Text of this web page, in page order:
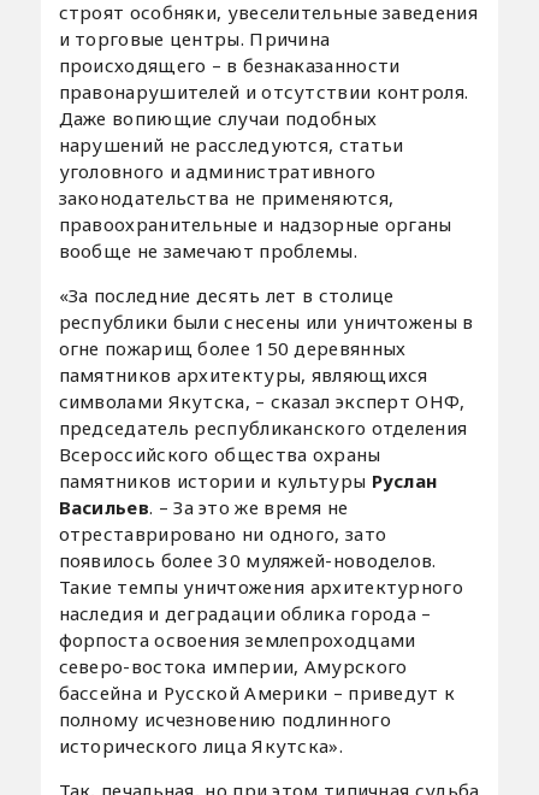
строят особняки, увеселительные заведения
и торговые центры. Причина
происходящего – в безнаказанности
правонарушителей и отсутствии контроля.
Даже вопиющие случаи подобных
нарушений не расследуются, статьи
уголовного и административного
законодательства не применяются,
правоохранительные и надзорные органы
вообще не замечают проблемы.
«За последние десять лет в столице
республики были снесены или уничтожены в
огне пожарищ более 150 деревянных
памятников архитектуры, являющихся
символами Якутска, – сказал эксперт ОНФ,
председатель республиканского отделения
Всероссийского общества охраны
памятников истории и культуры Руслан
Васильев. – За это же время не
отреставрировано ни одного, зато
появилось более 30 муляжей-новоделов.
Такие темпы уничтожения архитектурного
наследия и деградации облика города –
форпоста освоения землепроходцами
северо-востока империи, Амурского
бассейна и Русской Америки – приведут к
полному исчезновению подлинного
исторического лица Якутска».
Так, печальная, но при этом типичная судьба